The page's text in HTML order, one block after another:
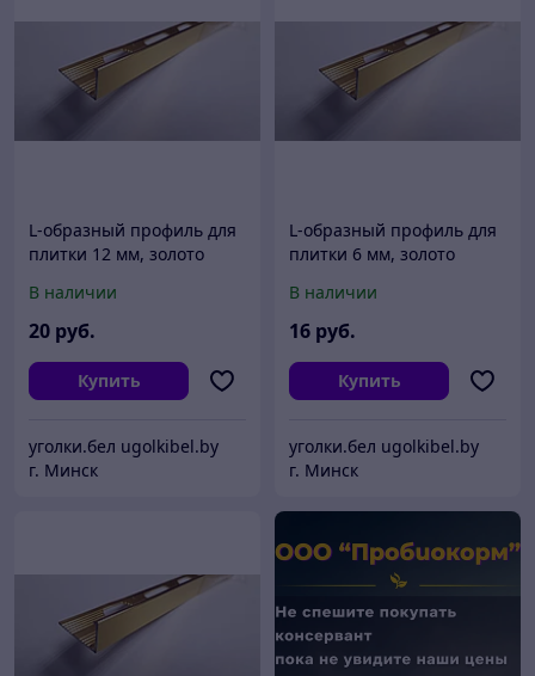
L-образный профиль для
плитки 12 мм, золото
В наличии
20 руб.
Купить
уголки.бел ugolkibel.by
г. Минск
L-образный профиль для
плитки 6 мм, золото
В наличии
16 руб.
Купить
уголки.бел ugolkibel.by
г. Минск